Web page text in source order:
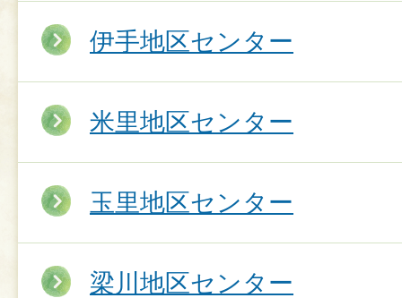
伊手地区センター
米里地区センター
玉里地区センター
梁川地区センター